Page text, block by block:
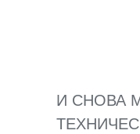
И СНОВА